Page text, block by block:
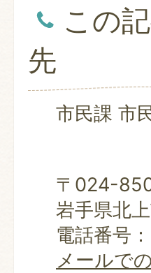
この
先
市民課 市
〒024-
岩手県北
電話番号
メールで